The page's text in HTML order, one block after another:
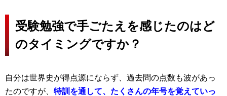
受験勉強で手ごたえを感じたのはど
のタイミングですか？
自分は世界史が得点源にならず、過去問の点数も波があっ
たのですが、 特訓を通して、たくさんの年号を覚えていっ